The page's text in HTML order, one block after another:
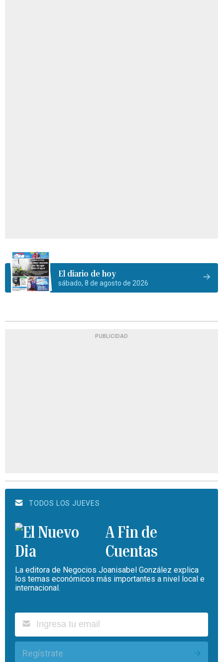
El diario de hoy
sábado, 8 de agosto de 2026
PUBLICIDAD
TODOS LOS JUEVES
A Fin de
Cuentas
La editora de Negocios Joanisabel González explica
los temas económicos más importantes a nivel local e
internacional.
Regístrate